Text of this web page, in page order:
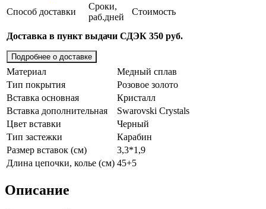
Способ доставки
Сроки,
раб.дней
Стоимость
Доставка в пункт выдачи СДЭК 350 руб.
Подробнее о доставке
Материал
Медный сплав
Тип покрытия
Розовое золото
Вставка основная
Кристалл
Вставка дополнительная
Swarovski Crystals
Цвет вставки
Черный
Тип застежки
Карабин
Размер вставок (см)
3,3*1,9
Длина цепочки, колье (см) 45+5
Описание